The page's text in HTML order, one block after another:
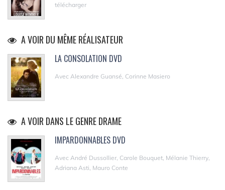
télécharger
A VOIR DU MÊME RÉALISATEUR
LA CONSOLATION DVD
Avec Alexandre Guansé, Corinne Masiero
A VOIR DANS LE GENRE DRAME
IMPARDONNABLES DVD
Avec André Dussollier, Carole Bouquet, Mélanie Thierry,
Adriana Asti, Mauro Conte